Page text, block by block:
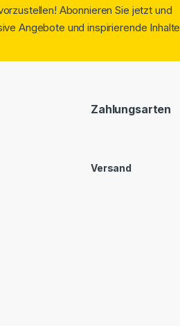
Abonnieren Sie jetzt und
Angebote und inspirierende Inhalte
Zahlungsarten
Versand